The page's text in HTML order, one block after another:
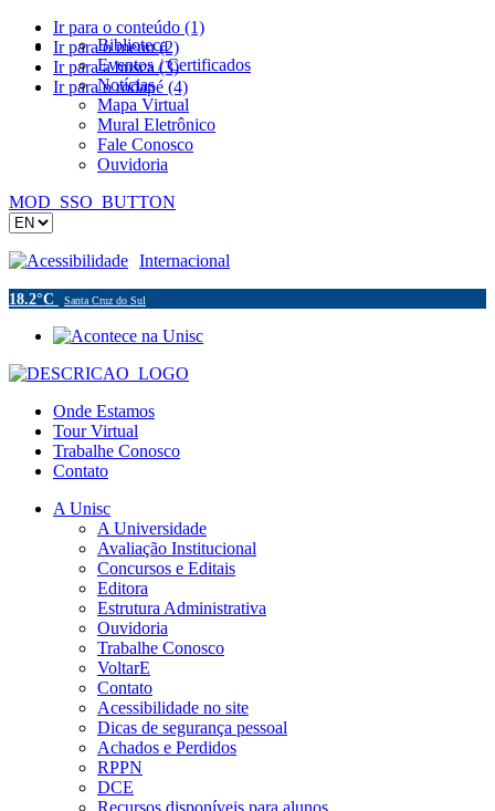
Ir para o conteúdo (1)
Ir para o menu (2)
Ir para a busca (3)
Ir para o rodapé (4)
Biblioteca
Eventos / Certificados
Notícias
Mapa Virtual
Mural Eletrônico
Fale Conosco
Ouvidoria
MOD_SSO_BUTTON
Acessibilidade Internacional
18.2°C Santa Cruz do Sul
Onde Estamos
Tour Virtual
Trabalhe Conosco
Contato
A Unisc
A Universidade
Avaliação Institucional
Concursos e Editais
Editora
Estrutura Administrativa
Ouvidoria
Trabalhe Conosco
VoltarE
Contato
Acessibilidade no site
Dicas de segurança pessoal
Achados e Perdidos
RPPN
DCE
Recursos disponíveis para alunos